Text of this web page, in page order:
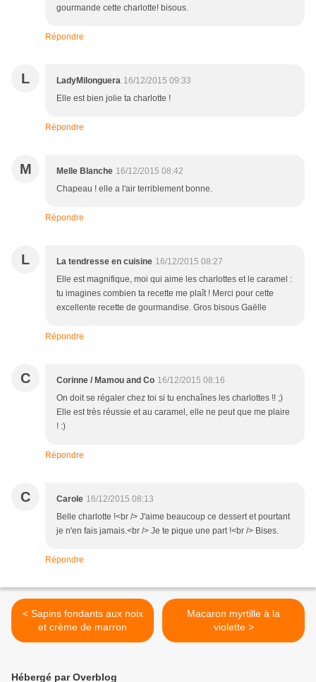
gourmande cette charlotte! bisous.
Répondre
L LadyMilonguera 16/12/2015 09:33
Elle est bien jolie ta charlotte !
Répondre
M Melle Blanche 16/12/2015 08:42
Chapeau ! elle a l'air terriblement bonne.
Répondre
L La tendresse en cuisine 16/12/2015 08:27
Elle est magnifique, moi qui aime les charlottes et le caramel :
tu imagines combien ta recette me plaît ! Merci pour cette
excellente recette de gourmandise. Gros bisous Gaëlle
Répondre
C Corinne / Mamou and Co 16/12/2015 08:16
On doit se régaler chez toi si tu enchaînes les charlottes !! ;)
Elle est très réussie et au caramel, elle ne peut que me plaire
! :)
Répondre
C Carole 16/12/2015 08:13
Belle charlotte !<br /> J'aime beaucoup ce dessert et pourtant
je n'en fais jamais.<br /> Je te pique une part !<br /> Bises.
Répondre
< Sapins fondants aux noix
et crème de marron
Macaron myrtille à la
violette >
Hébergé par Overblog